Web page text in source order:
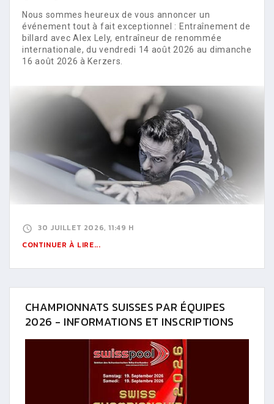
Nous sommes heureux de vous annoncer un
événement tout à fait exceptionnel : Entraînement de
billard avec Alex Lely, entraîneur de renommée
internationale, du vendredi 14 août 2026 au dimanche
16 août 2026 à Kerzers.
30 JUILLET 2026, 11:49 H
CONTINUER À LIRE...
CHAMPIONNATS SUISSES PAR ÉQUIPES
2026 - INFORMATIONS ET INSCRIPTIONS